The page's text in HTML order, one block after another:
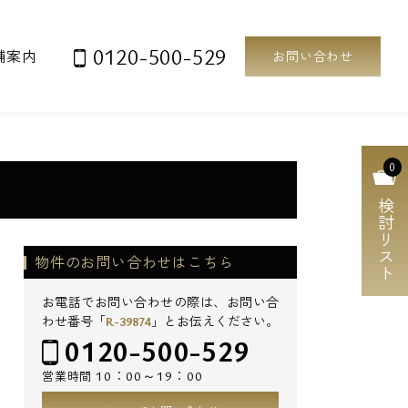
案内 0120-500-529 お問い合わせ
0
検討リスト
物件のお問い合わせはこちら
お電話でお問い合わせの際は、お問い合
わせ番号「R-39874 」とお伝えください。
0120-500-529
営業時間 10：00～19：00